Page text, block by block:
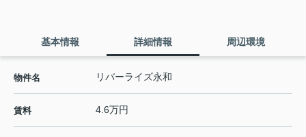
基本情報 詳細情報 周辺環境
物件名 リバーライズ永和
賃料 4.6万円